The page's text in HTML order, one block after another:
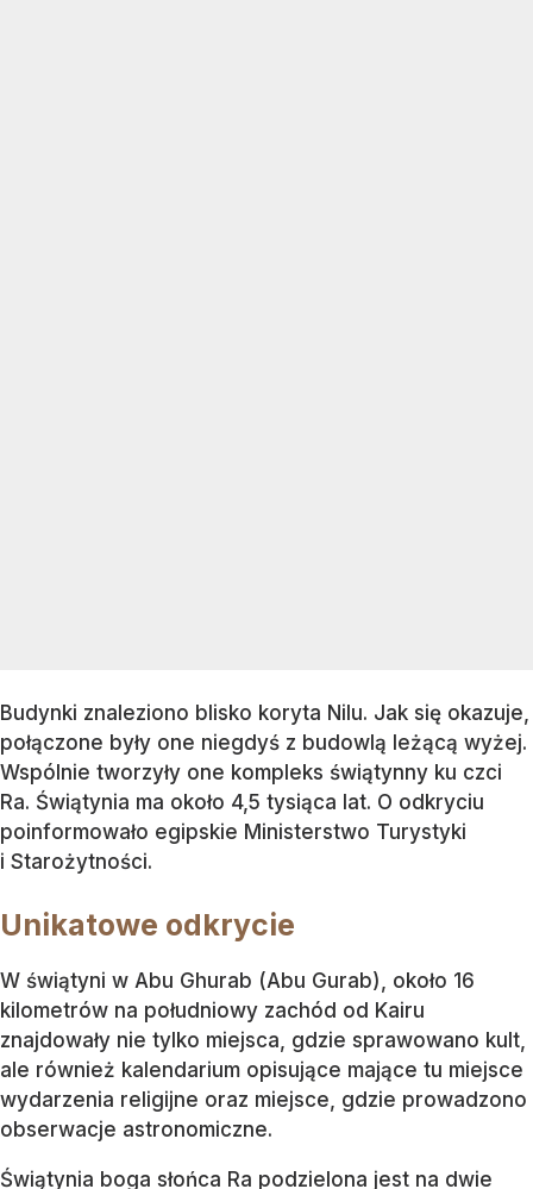
Budynki znaleziono blisko koryta Nilu. Jak się okazuje,
połączone były one niegdyś z budowlą leżącą wyżej.
Wspólnie tworzyły one kompleks świątynny ku czci
Ra. Świątynia ma około 4,5 tysiąca lat. O odkryciu
poinformowało egipskie Ministerstwo Turystyki
i Starożytności.
Unikatowe odkrycie
W świątyni w Abu Ghurab (Abu Gurab), około 16
kilometrów na południowy zachód od Kairu
znajdowały nie tylko miejsca, gdzie sprawowano kult,
ale również kalendarium opisujące mające tu miejsce
wydarzenia religijne oraz miejsce, gdzie prowadzono
obserwacje astronomiczne.
Świątynia boga słońca Ra podzielona jest na dwie